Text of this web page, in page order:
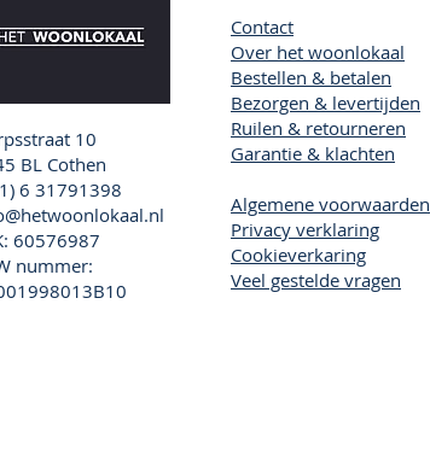
10
BL Cothen
6 31791398
60576987
nummer:
Contact
Over het woonlokaal
Bestellen & betalen
Bezorgen & levertijden
Ruilen & retourneren
Garantie & klachten
Algemene voorwaarden
Privacy verklaring
Cookieverkaring
Veel gestelde vragen